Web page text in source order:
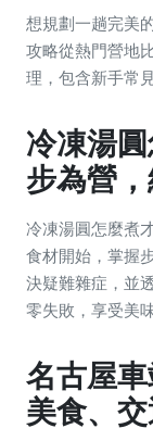
想規劃一趟完美
攻略從熱門營地
理，包含新手常
冷凍湯
步為營
冷凍湯圓怎麼煮
食材開始，掌握
決疑難雜症，並
零失敗，享受美
名古屋車
美食、